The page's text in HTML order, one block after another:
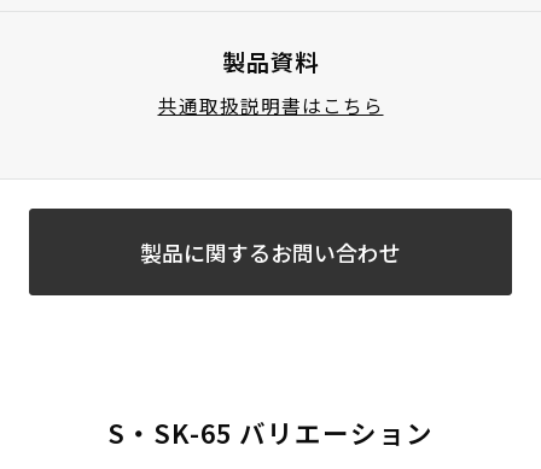
製品資料
共通取扱説明書はこちら
製品に関するお問い合わせ
S・SK-65 バリエーション